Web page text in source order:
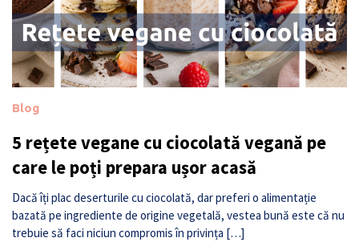
Blog
5 rețete vegane cu ciocolată vegană pe
care le poți prepara ușor acasă
Dacă îți plac deserturile cu ciocolată, dar preferi o alimentație
bazată pe ingrediente de origine vegetală, vestea bună este că nu
trebuie să faci niciun compromis în privința […]